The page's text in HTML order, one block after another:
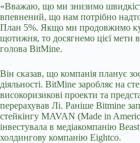
«Вважаю, що ми знизимо
впевнений, що нам потрібно
План 5%. Якщо ми продовжимо
щотижня, то досягнемо цієї мети
голова BitMine.
Він сказав, що компанія планує
діяльності. BitMine заробляє на
високоризикові проекти та
перерахував Лі. Раніше Bitmine
стейкінгу MAVAN (Made in
інвестувала в медіакомпанію
холдингову компанію Eightco.